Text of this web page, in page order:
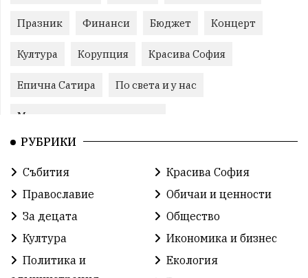
Празник Финанси Бюджет Концерт
Култура Корупция Красива София
Епична Сатира По света и у нас
Международни отношения
конституционен съд
българската общност Исторически парк
Доброволци Слатина
Икономика Красива България измама
РУБРИКИ
Събития
Красива София
Православие
Обичаи и ценности
За децата
Общество
Култура
Икономика и бизнес
Политика и
Екология